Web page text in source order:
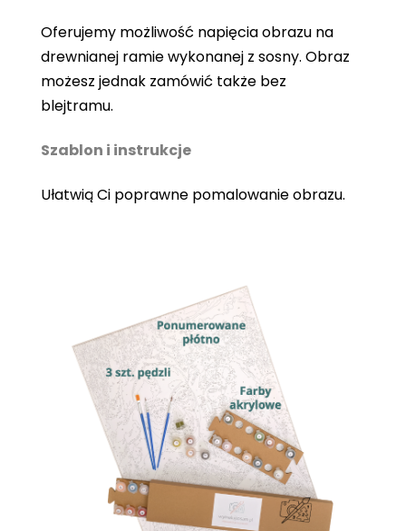
Oferujemy możliwość napięcia obrazu na
drewnianej ramie wykonanej z sosny. Obraz
możesz jednak zamówić także bez
blejtramu.
Szablon i instrukcje
Ułatwią Ci poprawne pomalowanie obrazu.